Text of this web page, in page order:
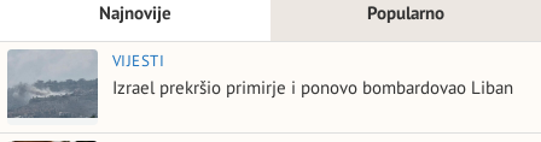
Najnovije Popularno
VIJESTI
Izrael prekršio primirje i ponovo bombardovao Liban